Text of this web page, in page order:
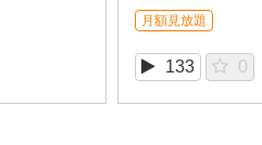
月額見放題
133 0